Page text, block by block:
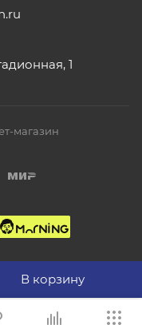
В корзину
1
магазин